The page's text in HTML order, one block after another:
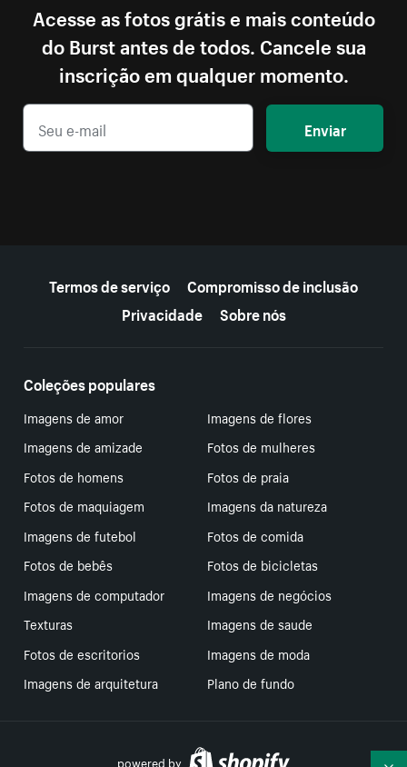
Acesse as fotos grátis e mais conteúdo
do Burst antes de todos. Cancele sua
inscrição em qualquer momento.
Enviar
Termos de serviço
Compromisso de inclusão
Privacidade
Sobre nós
Coleções populares
Imagens de amor
Imagens de flores
Imagens de amizade
Fotos de mulheres
Fotos de homens
Fotos de praia
Fotos de maquiagem
Imagens da natureza
Imagens de futebol
Fotos de comida
Fotos de bebês
Fotos de bicicletas
Imagens de computador
Imagens de negócios
Texturas
Imagens de saude
Fotos de escritorios
Imagens de moda
Imagens de arquitetura
Plano de fundo
powered by